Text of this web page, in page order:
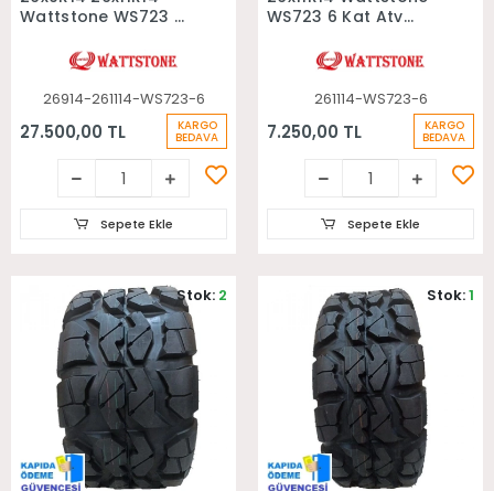
Wattstone WS723 6
Takım Atv Lastiği
26914-261114-WS723-6
27.500,00 TL KARGO
BEDAVA
Sepete Ekle
WS723 6 Kat Atv
261114-WS723-6
7.250,00 TL KARGO
BEDAVA
Sepete Ekle
Stok: 2 Stok:1